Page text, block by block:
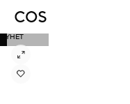
NYHET